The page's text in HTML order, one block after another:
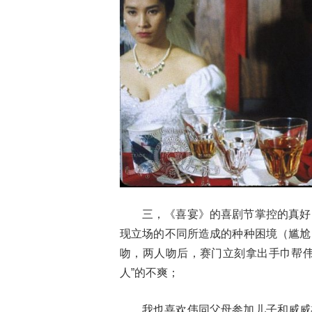
三，《喜宴》的喜剧节掌控的真
现立场的不同所造成的种种困境（尴
吻，两人吻后，赛门立刻拿出手巾帮
人”的不爽；
我也喜欢伟同父母参加儿子和威